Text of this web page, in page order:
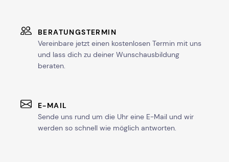
BERATUNGSTERMIN
Vereinbare jetzt einen kostenlosen Termin mit uns
und lass dich zu deiner Wunschausbildung
beraten.
E-MAIL
Sende uns rund um die Uhr eine E-Mail und wir
werden so schnell wie möglich antworten.